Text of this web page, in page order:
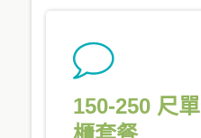
150-250 尺